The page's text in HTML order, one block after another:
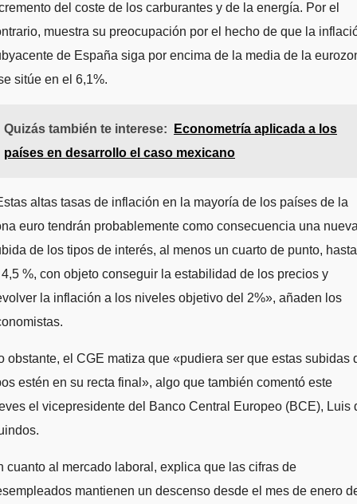
del coste de los carburantes y de la energía. Por el
muestra su preocupación por el hecho de que la
de España siga por encima de la media de la
sitúe en el 6,1%.
Quizás también te interese:
Econometría aplicada a los
países en desarrollo el caso mexicano
altas tasas de inflación en la mayoría de los países de la
euro tendrán probablemente como consecuencia una
de los tipos de interés, al menos un cuarto de punto, hasta
%, con objeto conseguir la estabilidad de los precios y
la inflación a los niveles objetivo del 2%», añaden los
obstante, el CGE matiza que «pudiera ser que estas subidas
estén en su recta final», algo que también comentó este
el vicepresidente del Banco Central Europeo (BCE), Luis
cuanto al mercado laboral, explica que las cifras de
mantienen un descenso desde el mes de enero